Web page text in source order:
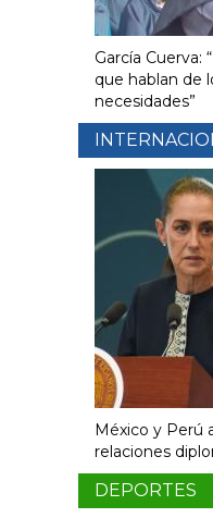
García Cuerva:
que hablan de
necesidades”
México y Perú
relaciones
DEPORTES